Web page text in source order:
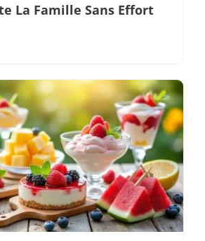
La Famille Sans Effort